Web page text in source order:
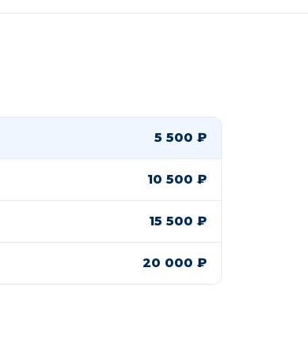
5 500 ₽
10 500 ₽
15 500 ₽
20 000 ₽